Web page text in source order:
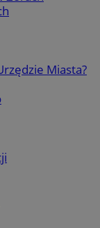
Miasta?